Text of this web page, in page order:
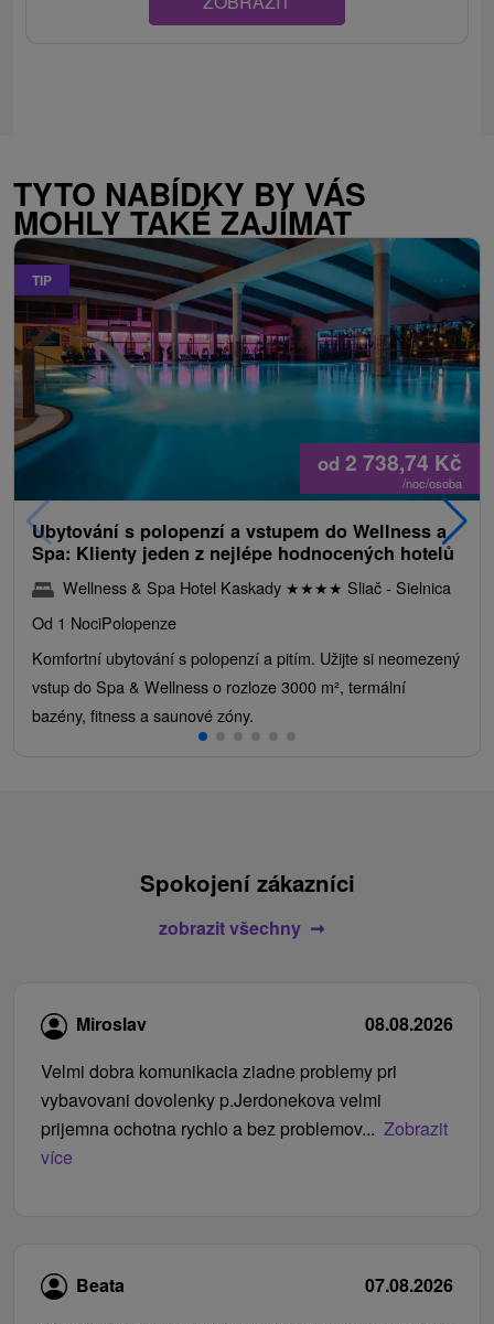
TYTO NABÍDKY BY VÁS
MOHLY TAKÉ ZAJÍMAT
TIP
od 2 738,74 Kč
/noc/osoba
Ubytování s polopenzí a vstupem do Wellness a
Spa: Klienty jeden z nejlépe hodnocených hotelů
Wellness & Spa Hotel Kaskady ★★★★ Sliač - Sielnica
Od 1 NociPolopenze
Komfortní ubytování s polopenzí a pitím. Užijte si neomezený
vstup do Spa & Wellness o rozloze 3000 m², termální
bazény, fitness a saunové zóny.
Spokojení zákazníci
zobrazit všechny
Miroslav
08.08.2026
Velmi dobra komunikacia ziadne problemy pri
vybavovani dovolenky p.Jerdonekova velmi
prijemna ochotna rychlo a bez problemov... Zobrazit
více
Beata
07.08.2026